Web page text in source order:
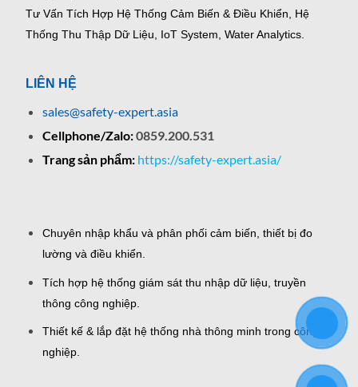
Tư Vấn Tích Hợp Hệ Thống Cảm Biến & Điều Khiển, Hệ
Thống Thu Thập Dữ Liệu, IoT System, Water Analytics.
LIÊN HỆ
sales@safety-expert.asia
Cellphone/Zalo:0859.200.531
Trang sản phẩm: https://safety-expert.asia/
Chuyên nhập khẩu và phân phối cảm biến, thiết bị đo
lường và điều khiển.
Tích hợp hệ thống giám sát thu nhập dữ liệu, truyền
thông công nghiệp.
Thiết kế & lắp đặt hệ thống nhà thông minh trong công
nghiệp.